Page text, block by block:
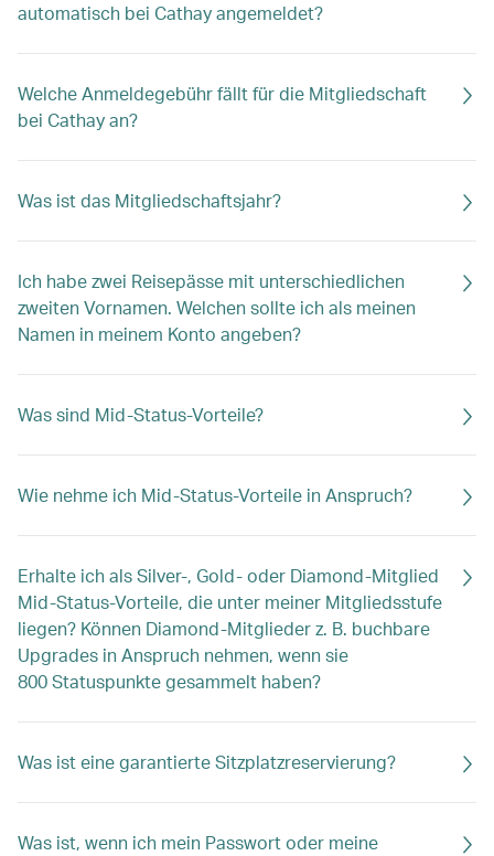
automatisch bei Cathay angemeldet?
Welche Anmeldegebühr fällt für die Mitgliedschaft
bei Cathay an?
Was ist das Mitgliedschaftsjahr?
Ich habe zwei Reisepässe mit unterschiedlichen
zweiten Vornamen. Welchen sollte ich als meinen
Namen in meinem Konto angeben?
Was sind Mid-Status-Vorteile?
Wie nehme ich Mid-Status-Vorteile in Anspruch?
Erhalte ich als Silver-, Gold- oder Diamond-Mitglied
Mid-Status-Vorteile, die unter meiner Mitgliedsstufe
liegen? Können Diamond-Mitglieder z. B. buchbare
Upgrades in Anspruch nehmen, wenn sie
800 Statuspunkte gesammelt haben?
Was ist eine garantierte Sitzplatzreservierung?
Was ist, wenn ich mein Passwort oder meine